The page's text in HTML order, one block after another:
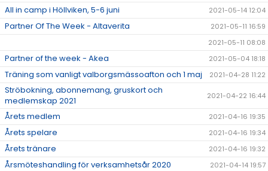
All in camp i Höllviken, 5-6 juni 2021-05-14 12:04
Partner Of The Week - Altaverita
2021-05-11 16:59
2021-05-11 08:08
Partner of the week - Akea 2021-05-04 18:18
Träning som vanligt valborgsmässoafton och 1 maj 2021-04-28 11:22
Ströbokning, abonnemang, gruskort och
medlemskap 2021
2021-04-22 16:44
Årets medlem 2021-04-16 19:35
Årets spelare 2021-04-16 19:34
Årets tränare 2021-04-16 19:32
Årsmöteshandling för verksamhetsår 2020 2021-04-14 19:57